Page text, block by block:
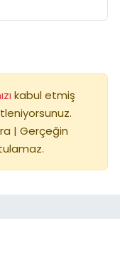
kabul etmiş
| Gerçeğin